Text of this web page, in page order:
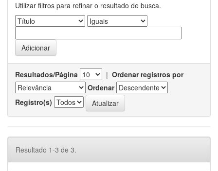
Utilizar filtros para refinar o resultado de busca.
Resultados/Página | Ordenar registros por
Ordenar
Registro(s)
Resultado 1-3 de 3.